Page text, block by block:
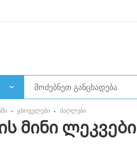
ცხოველები ძაღლები
მინი